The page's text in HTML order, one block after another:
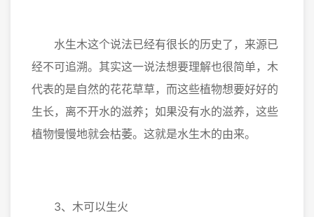
水生木这个说法已经有很长的历史了，来源已
经不可追溯。其实这一说法想要理解也很简单，木
代表的是自然的花花草草，而这些植物想要好好的
生长，离不开水的滋养；如果没有水的滋养，这些
植物慢慢地就会枯萎。这就是水生木的由来。
3、木可以生火